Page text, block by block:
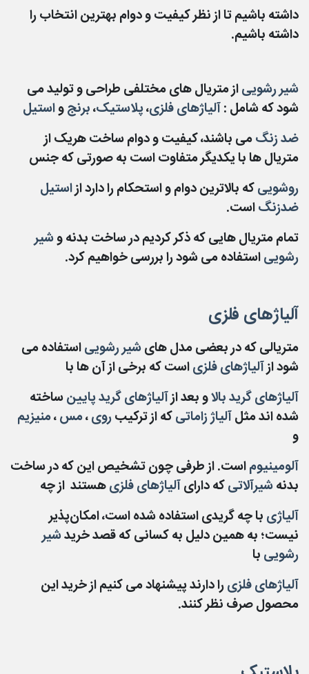
داشته باشیم تا از نظر کیفیت و دوام بهترین انتخاب را
داشته باشیم.
شیر رشوییاز متریال های مختلفی طراحی و تولید می
شود که شامل :آلیاژهای فلزی،پلاستیک،برنجواستیل
ضد زنگمی باشند، کیفیت و دوام ساخت هریک از
متریال ها با یکدیگر متفاوت است به صورتی که جنس
روشوییکه بالاترین دوام و استحکام را دارد ازاستیل
ضدزنگاست.
تمام متریال هایی که ذکر کردیم در ساخت بدنه وشیر
رشوییاستفاده می شود را بررسی خواهیم کرد.
آلیاژهای فلزی
متریالی که در بعضی مدل هایشیر رشوییاستفاده می
شود ازآلیاژهای فلزیاست که برخی از آن ها با
آلیاژهای گرید بالاو بعد ازآلیاژهای گرید پایینساخته
شده اند مثلآلیاژ زاماتیکه از ترکیبروی،مس،منیزیم
و
آلومینیوماست. از طرفی چون تشخیص این که در ساخت
بدنهشیرآلاتیکه دارایآلیاژهای فلزیهستند از چه
آلیاژی با چه گریدی استفاده شده است، امکان‌پذیر
نیست؛ به همین دلیل به کسانی که قصد خریدشیر
رشویی با
آلیاژهای فلزیرا دارند پیشنهاد می کنیم از خرید این
محصول صرف نظر کنند.